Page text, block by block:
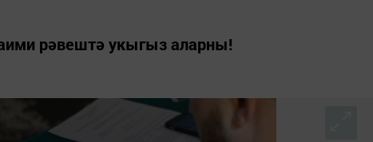
рәвештә укыгыз аларны!